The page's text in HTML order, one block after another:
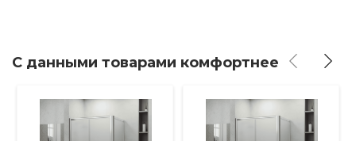
С данными товарами комфортнее